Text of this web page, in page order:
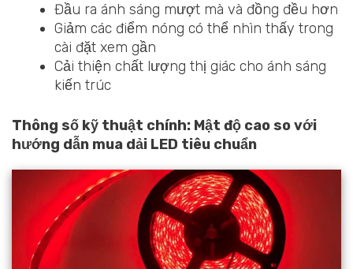
Đầu ra ánh sáng mượt mà và đồng đều hơn
Giảm các điểm nóng có thể nhìn thấy trong
cài đặt xem gần
Cải thiện chất lượng thị giác cho ánh sáng
kiến trúc
Thông số kỹ thuật chính: Mật độ cao so với
hướng dẫn mua dải LED tiêu chuẩn